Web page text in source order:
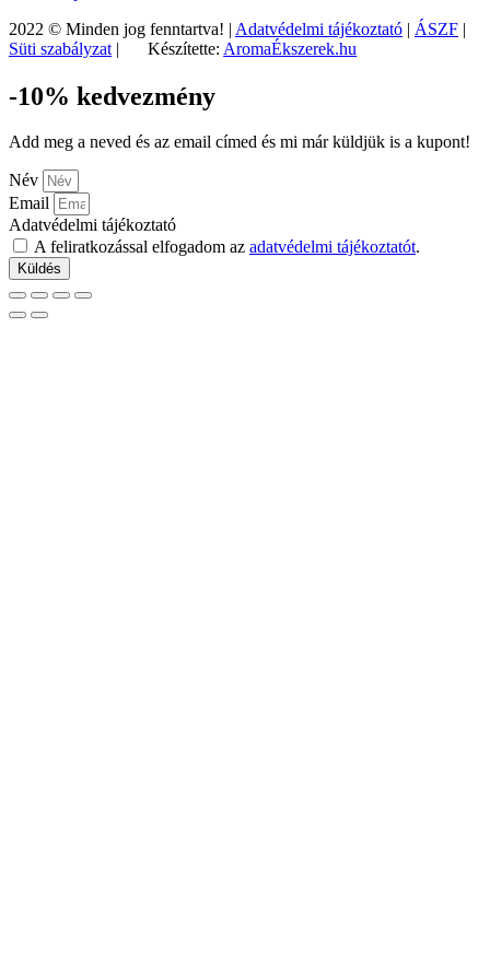
2022 © Minden jog fenntartva! | Adatvédelmi tájékoztató | ÁSZF |
Süti szabályzat| Készítette:AromaÉkszerek.hu
-10% kedvezmény
Add meg a neved és az email címed és mi már küldjük is a kupont!
Név
Email
Adatvédelmi tájékoztató
A feliratkozással elfogadom az adatvédelmi tájékoztatót.
Küldés